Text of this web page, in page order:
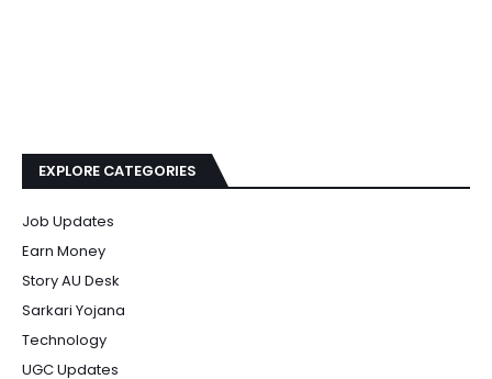
EXPLORE CATEGORIES
Job Updates
Earn Money
Story AU Desk
Sarkari Yojana
Technology
UGC Updates